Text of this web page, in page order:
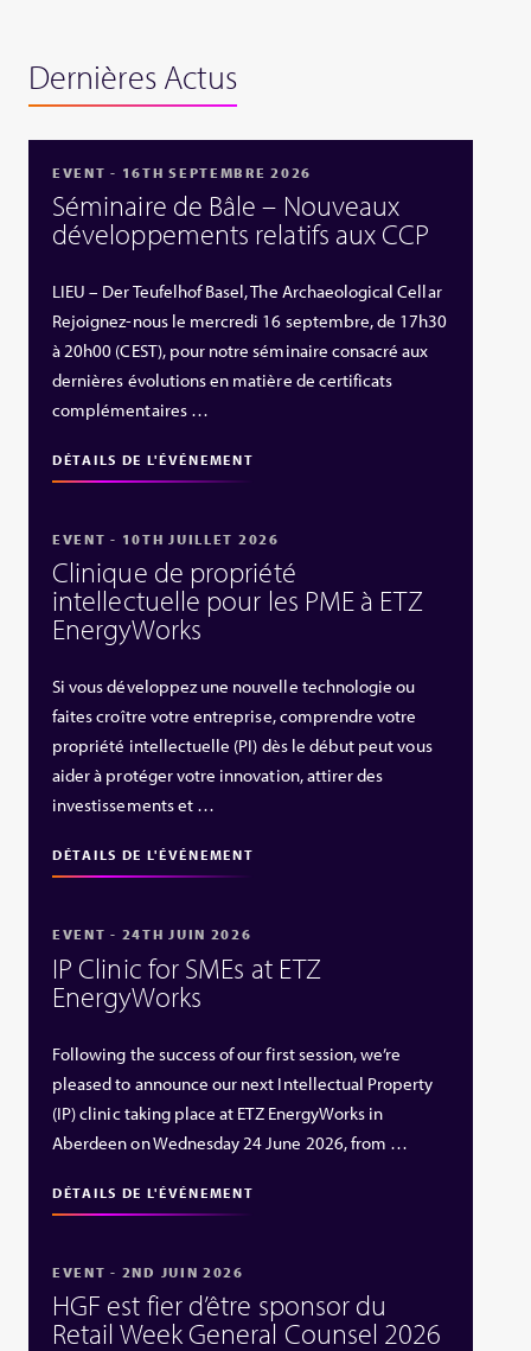
Dernières Actus
EVENT - 16TH SEPTEMBRE 2026
Séminaire de Bâle – Nouveaux
développements relatifs aux CCP
LIEU – Der Teufelhof Basel, The Archaeological Cellar
Rejoignez-nous le mercredi 16 septembre, de 17h30
à 20h00 (CEST), pour notre séminaire consacré aux
dernières évolutions en matière de certificats
complémentaires …
DÉTAILS DE L'ÉVÉNEMENT
EVENT - 10TH JUILLET 2026
Clinique de propriété
intellectuelle pour les PME à ETZ
EnergyWorks
Si vous développez une nouvelle technologie ou
faites croître votre entreprise, comprendre votre
propriété intellectuelle (PI) dès le début peut vous
aider à protéger votre innovation, attirer des
investissements et …
DÉTAILS DE L'ÉVÉNEMENT
EVENT - 24TH JUIN 2026
IP Clinic for SMEs at ETZ
EnergyWorks
Following the success of our first session, we’re
pleased to announce our next Intellectual Property
(IP) clinic taking place at ETZ EnergyWorks in
Aberdeen on Wednesday 24 June 2026, from …
DÉTAILS DE L'ÉVÉNEMENT
EVENT - 2ND JUIN 2026
HGF est fier d’être sponsor du
Retail Week General Counsel 2026